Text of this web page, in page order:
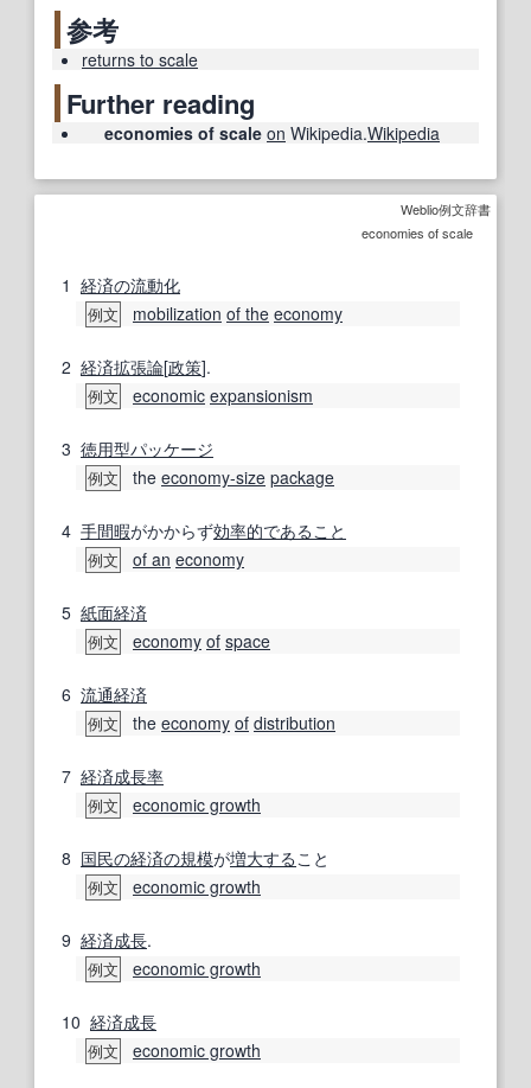
参考
returns to scale
Further reading
economies of scale on Wikipedia.Wikipedia
Weblio例文辞書
economies of scale
1 経済の流動化
例文 mobilization of the economy
2 経済拡張論[政策].
例文 economic expansionism
3 徳用型パッケージ
例文 the economy-size package
4 手間暇がかからず効率的であること
例文 of an economy
5 紙面経済
例文 economy of space
6 流通経済
例文 the economy of distribution
7 経済成長率
例文 economic growth
8 国民の経済の規模が増大する こと
例文 economic growth
9 経済成長.
例文 economic growth
10 経済成長
例文 economic growth